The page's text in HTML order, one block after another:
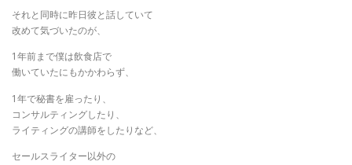
それと同時に昨日彼と話していて
改めて気づいたのが、
1年前まで僕は飲食店で
働いていたにもかかわらず、
1年で秘書を雇ったり、
コンサルティングしたり、
ライティングの講師をしたりなど、
セールスライター以外の